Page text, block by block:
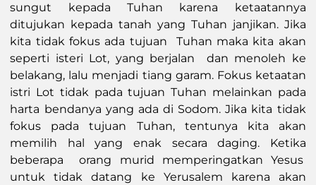
sungut kepada Tuhan karena ketaatannya
ditujukan kepada tanah yang Tuhan janjikan. Jika
kita tidak fokus ada tujuan Tuhan maka kita akan
seperti isteri Lot, yang berjalan dan menoleh ke
belakang, lalu menjadi tiang garam. Fokus ketaatan
istri Lot tidak pada tujuan Tuhan melainkan pada
harta bendanya yang ada di Sodom. Jika kita tidak
fokus pada tujuan Tuhan, tentunya kita akan
memilih hal yang enak secara daging. Ketika
beberapa orang murid memperingatkan Yesus
untuk tidak datang ke Yerusalem karena akan